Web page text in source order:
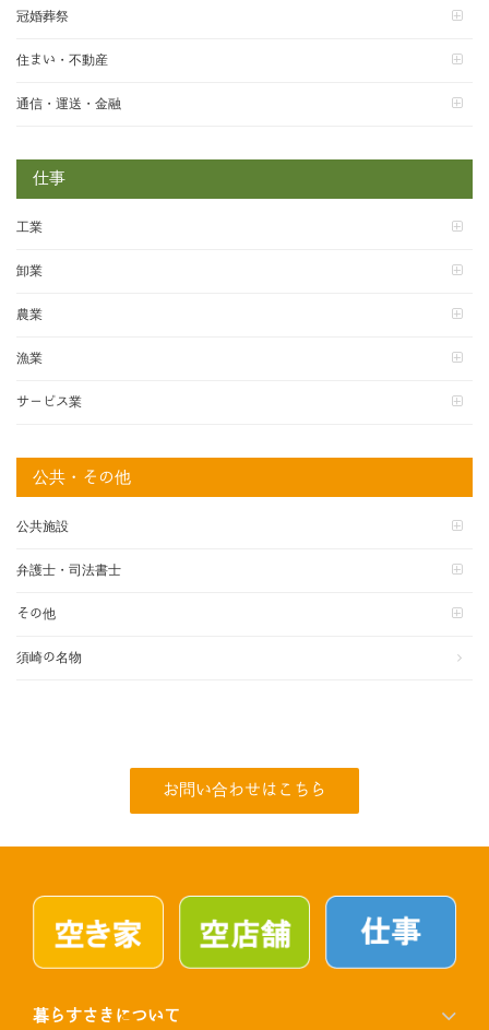
冠婚葬祭
住まい・不動産
通信・運送・金融
仕事
工業
卸業
農業
漁業
サービス業
公共・その他
公共施設
弁護士・司法書士
その他
須崎の名物
お問い合わせはこちら
暮らすさきについて